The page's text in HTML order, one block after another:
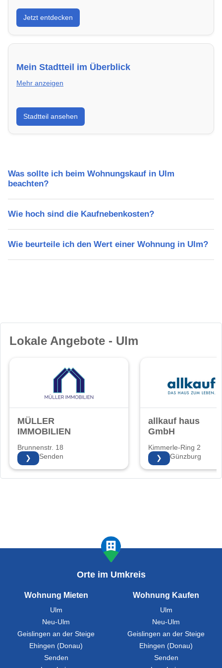
Entdecke Neubauprojekte in Ulm – modern,
energieeffizient und sofort bezugsfertig.
Jetzt entdecken
Mein Stadtteil im Überblick
Mehr anzeigen
Erfahre mehr über deinen Stadtteil in Ulm:
Lebensqualität, Verkehrsanbindung, Schulen,
Freizeitmöglichkeiten und Mietpreise.
Stadtteil ansehen
Was sollte ich beim Wohnungskauf in Ulm
beachten?
Wie hoch sind die Kaufnebenkosten?
Wie beurteile ich den Wert einer Wohnung in Ulm?
Lokale Angebote - Ulm
MÜLLER
IMMOBILIEN
Brunnenstr. 18
89250 Senden
❯
allkauf haus
GmbH
Kimmerle-Ring 2
89312 Günzburg
❯
Orte im Umkreis
Wohnung Mieten
Ulm
Neu-Ulm
Geislingen an der Steige
Ehingen (Donau)
Senden
Wohnung Kaufen
Ulm
Neu-Ulm
Geislingen an der Steige
Ehingen (Donau)
Senden